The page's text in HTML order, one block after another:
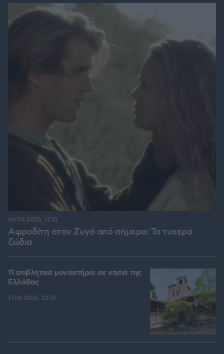
Αφροδίτη στον Ζυγό από σήμερα: Τα τυχερά
ζώδια
06.08.2026, 17:31
11 επιβλητικά μοναστήρια σε νησιά της
Ελλάδας
17.06.2026, 22:51